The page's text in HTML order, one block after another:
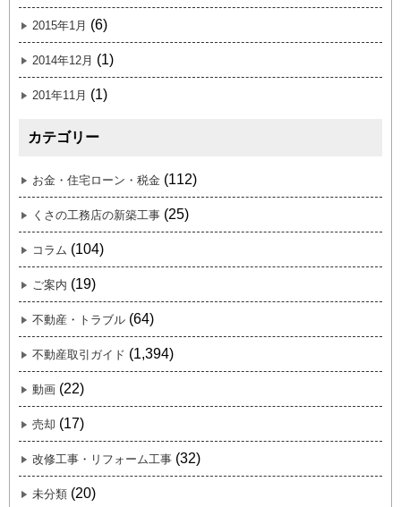
2015年1月 (6)
2014年12月 (1)
201年11月 (1)
カテゴリー
お金・住宅ローン・税金 (112)
くさの工務店の新築工事 (25)
コラム (104)
ご案内 (19)
不動産・トラブル (64)
不動産取引ガイド (1,394)
動画 (22)
売却 (17)
改修工事・リフォーム工事 (32)
未分類 (20)